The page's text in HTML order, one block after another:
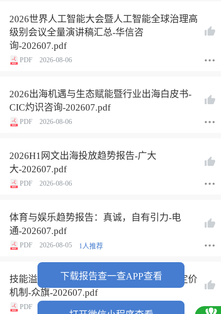
2026世界人工智能大会暨人工智能全球治理高
级别会议全量演讲稿汇总-华信咨
询-202607.pdf
PDF 2026-08-06
2026出海机遇与生态赋能暨行业出海白皮书-
CIC灼识咨询-202607.pdf
PDF 2026-08-06
2026H1网文出海投放趋势报告-广大
大-202607.pdf
PDF 2026-08-06
体育与娱乐趋势报告：真诚，自有引力-电
通-202607.pdf
PDF 2026-08-05 1人推荐
技能溢价的重估：AI时代真正稀缺能力的定价
机制-众旗-202607.pdf
PDF
下载报告查一查APP查看